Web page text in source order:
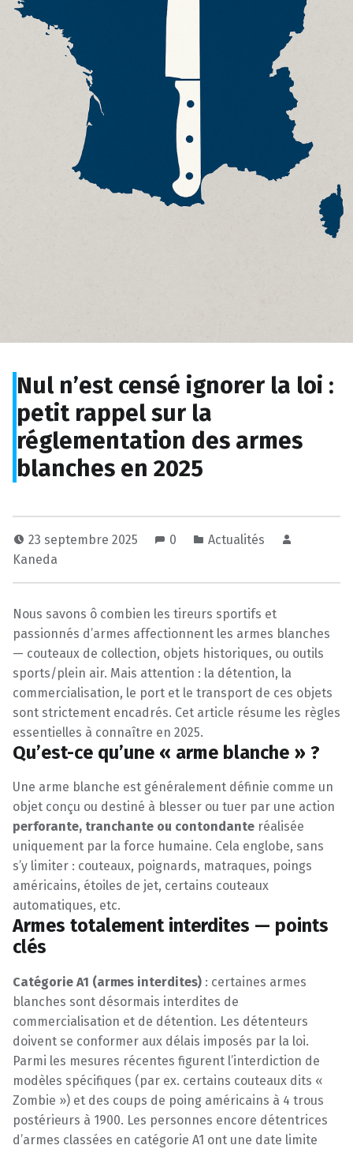
Nul n’est censé ignorer la loi :
petit rappel sur la
réglementation des armes
blanches en 2025
23 septembre 2025 0
Actualités
Kaneda
Nous savons ô combien les tireurs sportifs et
passionnés d’armes affectionnent les armes blanches
— couteaux de collection, objets historiques, ou outils
sports/plein air. Mais attention : la détention, la
commercialisation, le port et le transport de ces objets
sont strictement encadrés. Cet article résume les règles
essentielles à connaître en 2025.
Qu’est-ce qu’une « arme blanche » ?
Une arme blanche est généralement définie comme un
objet conçu ou destiné à blesser ou tuer par une action
perforante, tranchante ou contondante réalisée
uniquement par la force humaine. Cela englobe, sans
s’y limiter : couteaux, poignards, matraques, poings
américains, étoiles de jet, certains couteaux
automatiques, etc.
Armes totalement interdites — points
clés
Catégorie A1 (armes interdites) : certaines armes
blanches sont désormais interdites de
commercialisation et de détention. Les détenteurs
doivent se conformer aux délais imposés par la loi.
Parmi les mesures récentes figurent l’interdiction de
modèles spécifiques (par ex. certains couteaux dits «
Zombie ») et des coups de poing américains à 4 trous
postérieurs à 1900. Les personnes encore détentrices
d’armes classées en catégorie A1 ont une date limite